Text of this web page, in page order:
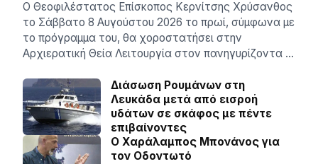
Ο Θεοφιλέστατος Επίσκοπος Κερνίτσης Χρύσανθος
το Σάββατο 8 Αυγούστου 2026 το πρωί, σύμφωνα με
το πρόγραμμα του, θα χοροστατήσει στην
Αρχιερατική Θεία Λειτουργία στον πανηγυρίζοντα …
Διάσωση Ρουμάνων στη
Λευκάδα μετά από εισροή
υδάτων σε σκάφος με πέντε
επιβαίνοντες
Ο Χαράλαμπος Μπονάνος για
τον Οδοντωτό